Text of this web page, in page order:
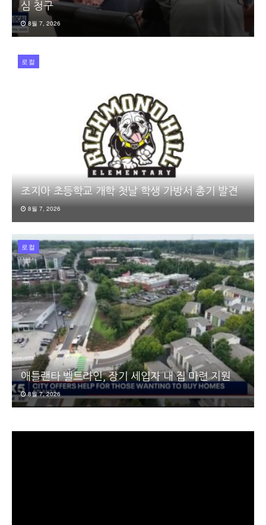
심 청구
8월 7, 2026
로컬
조지아 초등학교 개학 첫날 학생 가방서 총기 발견
8월 7, 2026
로컬
애틀랜타 벨트라인, 장기 세입자 내 집 마련 지원
8월 7, 2026